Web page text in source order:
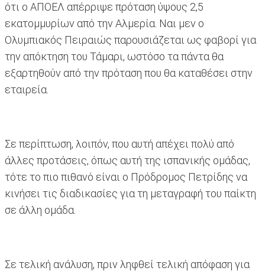
ότι ο ΑΠΟΕΛ απέρριψε πρόταση ύψους 2,5
εκατομμυρίων από την Αλμερία. Ναι μεν ο
Ολυμπιακός Πειραιώς παρουσιάζεται ως φαβορί για
την απόκτηση του Τάμαρι, ωστόσο τα πάντα θα
εξαρτηθούν από την πρόταση που θα καταθέσει στην
εταιρεία.
Σε περίπτωση, λοιπόν, που αυτή απέχει πολύ από
άλλες προτάσεις, όπως αυτή της ισπανικής ομάδας,
τότε το πιο πιθανό είναι ο Πρόδρομος Πετρίδης να
κινήσει τις διαδικασίες για τη μεταγραφή του παίκτη
σε άλλη ομάδα.
Σε τελική ανάλυση, πριν ληφθεί τελική απόφαση για